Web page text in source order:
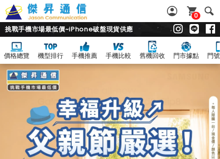
0
挑戰手機市場最低價~iPhone破盤現貨供應
價格總覽 機型排行 手機推薦 手機比較 舊機回收 門市據點 門